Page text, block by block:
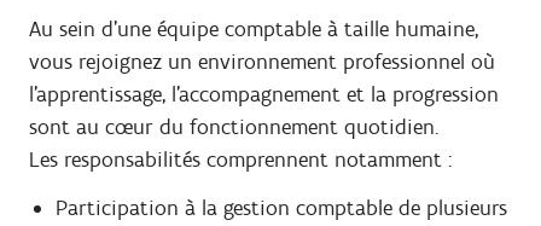
Au sein d’une équipe comptable à taille humaine,
vous rejoignez un environnement professionnel où
l’apprentissage, l’accompagnement et la progression
sont au cœur du fonctionnement quotidien.
Les responsabilités comprennent notamment :
Participation à la gestion comptable de plusieurs